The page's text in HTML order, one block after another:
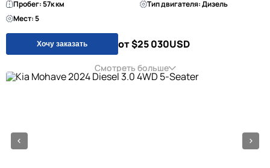
Пробег: 57к км
Тип двигателя: Дизель
Мест: 5
Хочу заказать от $25 030USD
Смотреть больше